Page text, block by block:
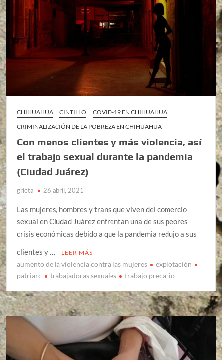
CHIHUAHUA CINTILLO
COVID-19 EN CHIHUAHUA
CRIMINALIZACIÓN DE LA POBREZA EN CHIHUAHUA
Con menos clientes y más violencia, así
el trabajo sexual durante la pandemia
(Ciudad Juárez)
grieta 26 abril, 2021
Las mujeres, hombres y trans que viven del comercio
sexual en Ciudad Juárez enfrentan una de sus peores
crisis económicas debido a que la pandemia redujo a sus
clientes y …
LEER MÁS
aumento de la violencia contra las mujeres
explotación
patriarc
trabajadoras sexuales trabajo precario